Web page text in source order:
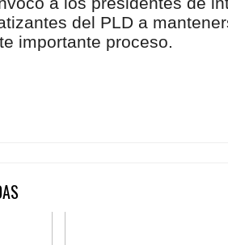
del PLD a
importante proceso.